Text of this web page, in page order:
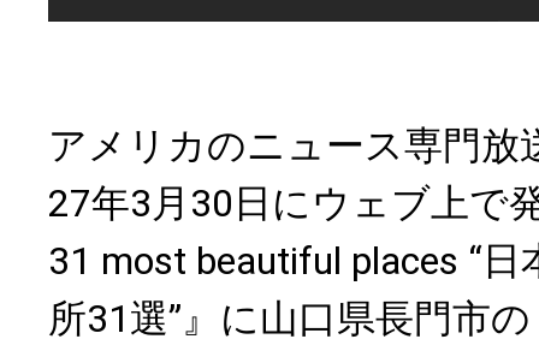
アメリカのニュース専門放
27年3月30日にウェブ上で
31 most beautiful places “
所31選”』に山口県長門市